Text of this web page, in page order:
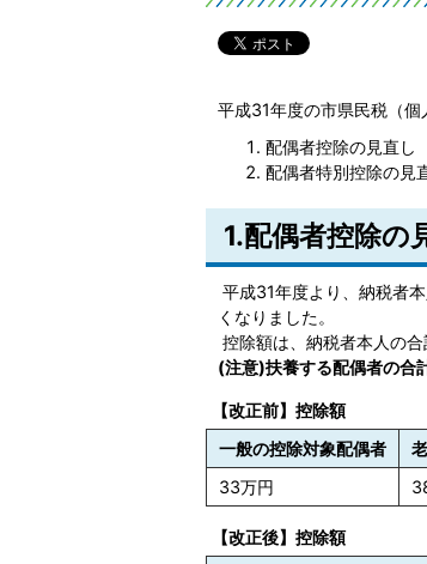
平成31年度の市県民税（個
配偶者控除の見直し
配偶者特別控除の見
1.配偶者控除の
平成31年度より、納税者
くなりました。
控除額は、納税者本人の
(注意)扶養する配偶者の合
【改正前】控除額
一般の控除対象配偶者
33万円
【改正後】控除額